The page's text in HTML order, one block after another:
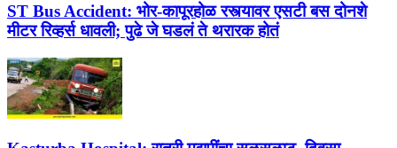
ST Bus Accident: भोर-कापूरहोळ रस्त्यावर एसटी बस दोनशे
मीटर रिव्हर्स धावली; पुढे जे घडलं ते थरारक होतं